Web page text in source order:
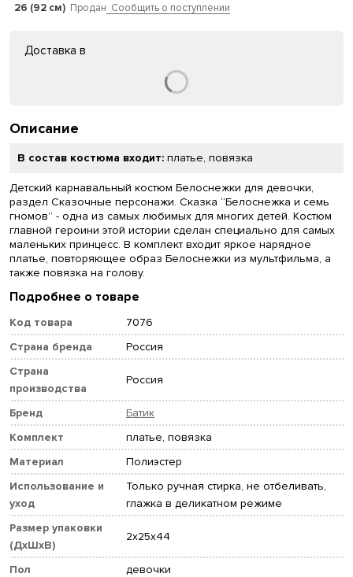
26 (92 см) Продан Сообщить о поступлении
Доставка в
Описание
В состав костюма входит: платье, повязка
Детский карнавальный костюм Белоснежки для девочки,
раздел Сказочные персонажи. Сказка “Белоснежка и семь
гномов” - одна из самых любимых для многих детей. Костюм
главной героини этой истории сделан специально для самых
маленьких принцесс. В комплект входит яркое нарядное
платье, повторяющее образ Белоснежки из мультфильма, а
также повязка на голову.
Подробнее о товаре
Код товара
7076
Страна бренда
Россия
Страна
производства
Россия
Бренд
Батик
Комплект
платье, повязка
Материал
Полиэстер
Использование и
уход
Только ручная стирка, не отбеливать,
глажка в деликатном режиме
Размер упаковки
(ДхШхВ)
2x25x44
Пол
девочки